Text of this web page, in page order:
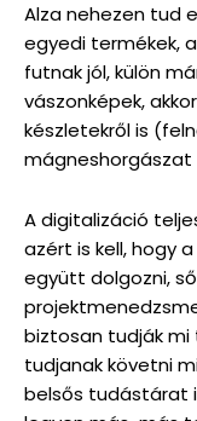
Alza nehezen tud
egyedi termékek,
futnak jól, külön
vászonképek,
készletekről is
A digitalizáció
azért is kell, hogy
együtt dolgozni,
biztosan tudják
tudjanak követni
belsős tudástárat